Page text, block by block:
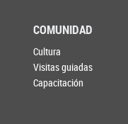
COMUNIDAD
Cultura
Visitas guiadas
Capacitación